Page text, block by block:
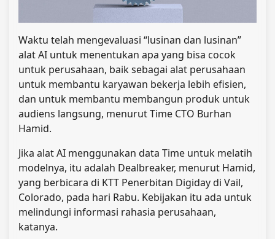
Waktu telah mengevaluasi “lusinan dan lusinan”
alat AI untuk menentukan apa yang bisa cocok
untuk perusahaan, baik sebagai alat perusahaan
untuk membantu karyawan bekerja lebih efisien,
dan untuk membantu membangun produk untuk
audiens langsung, menurut Time CTO Burhan
Hamid.
Jika alat AI menggunakan data Time untuk melatih
modelnya, itu adalah Dealbreaker, menurut Hamid,
yang berbicara di KTT Penerbitan Digiday di Vail,
Colorado, pada hari Rabu. Kebijakan itu ada untuk
melindungi informasi rahasia perusahaan,
katanya.